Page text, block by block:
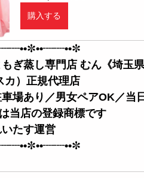
購入する
✼••┈┈••✼
ぎ蒸し専門店 むん《埼玉県
カ）正規代理店
場あり／男女ペアOK／当
当店の登録商標です
たす運営
✼••┈┈••✼